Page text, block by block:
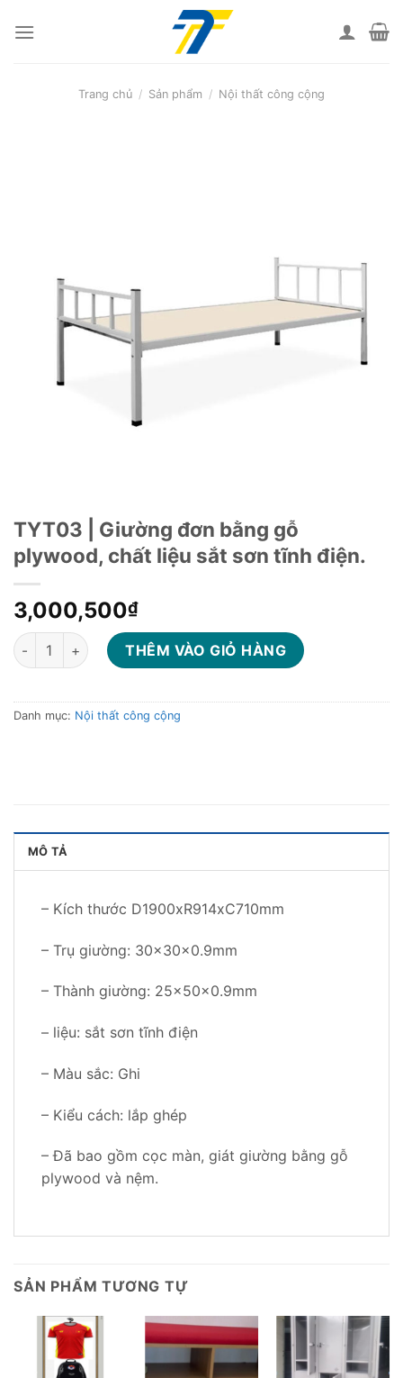
Trang chủ / Sản phẩm / Nội thất công cộng
TYT03 | Giường đơn bằng gỗ
plywood, chất liệu sắt sơn tĩnh điện.
3,000,500₫
TYT03 | Giường đơn bằng gỗ plywood, chất liệu sắt sơn tĩnh
THÊM VÀO GIỎ HÀNG
Danh mục: Nội thất công cộng
MÔ TẢ
– Kích thước D1900xR914xC710mm
– Trụ giường: 30x30x0.9mm
– Thành giường: 25x50x0.9mm
– liệu: sắt sơn tĩnh điện
– Màu sắc: Ghi
– Kiểu cách: lắp ghép
– Đã bao gồm cọc màn, giát giường bằng gỗ
plywood và nệm.
SẢN PHẨM TƯƠNG TỰ